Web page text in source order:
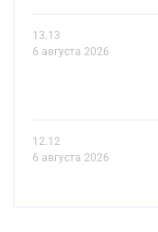
13.13
6 августа 2026
12.12
6 августа 2026